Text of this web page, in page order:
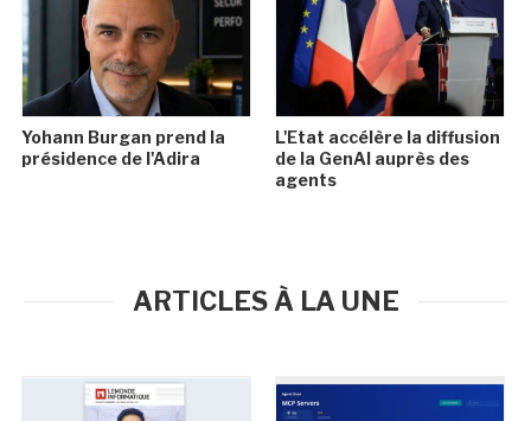
Yohann Burgan prend la
présidence de l'Adira
L'Etat accélère la diffusion
de la GenAI auprès des
agents
ARTICLES À LA UNE